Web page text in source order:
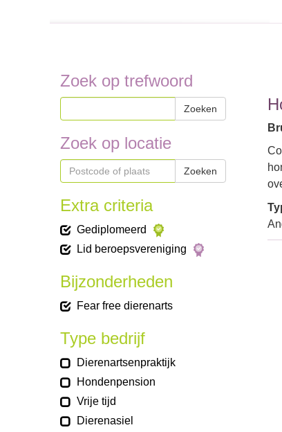
Zoek op trefwoord
Zoeken
Zoek op locatie
Zoeken
Extra criteria
Gediplomeerd
Lid beroepsvereniging
Bijzonderheden
Fear free dierenarts
Type bedrijf
Dierenartsenpraktijk
Hondenpension
Vrije tijd
Dierenasiel